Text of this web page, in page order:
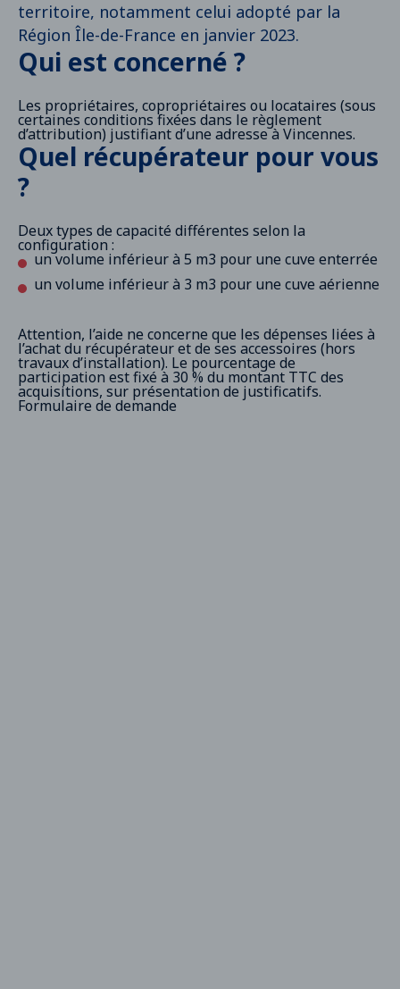
territoire, notamment celui adopté par la
Région Île-de-France en janvier 2023.
Qui est concerné ?
Les propriétaires, copropriétaires ou locataires (sous
certaines conditions fixées dans le règlement
d’attribution) justifiant d’une adresse à Vincennes.
Quel récupérateur pour vous
?
Deux types de capacité différentes selon la
configuration :
un volume inférieur à 5 m3 pour une cuve enterrée
un volume inférieur à 3 m3 pour une cuve aérienne
Attention, l’aide ne concerne que les dépenses liées à
l’achat du récupérateur et de ses accessoires (hors
travaux d’installation). Le pourcentage de
participation est fixé à 30 % du montant TTC des
acquisitions, sur présentation de justificatifs.
Formulaire de demande